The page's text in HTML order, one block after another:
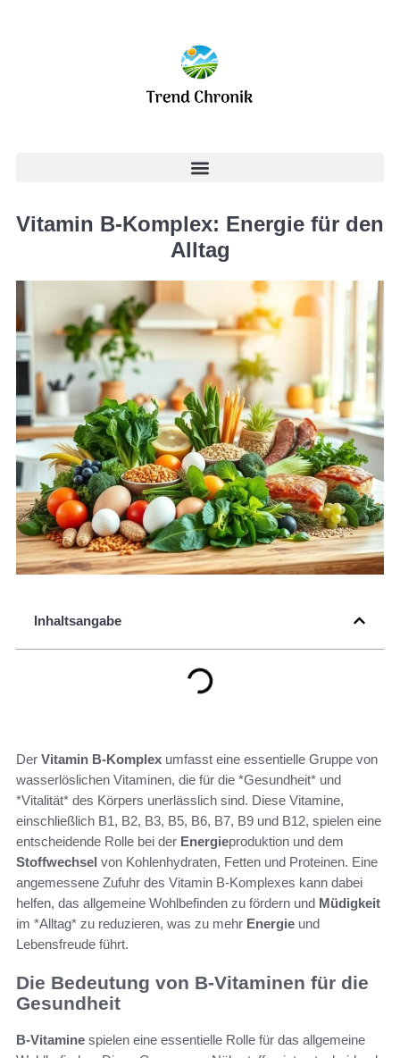
Vitamin B-Komplex: Energie für den
Alltag
Inhaltsangabe
Der Vitamin B-Komplex umfasst eine essentielle Gruppe von
wasserlöslichen Vitaminen, die für die *Gesundheit* und
*Vitalität* des Körpers unerlässlich sind. Diese Vitamine,
einschließlich B1, B2, B3, B5, B6, B7, B9 und B12, spielen eine
entscheidende Rolle bei der Energieproduktion und dem
Stoffwechsel von Kohlenhydraten, Fetten und Proteinen. Eine
angemessene Zufuhr des Vitamin B-Komplexes kann dabei
helfen, das allgemeine Wohlbefinden zu fördern und Müdigkeit
im *Alltag* zu reduzieren, was zu mehr Energie und
Lebensfreude führt.
Die Bedeutung von B-Vitaminen für die
Gesundheit
B-Vitamine spielen eine essentielle Rolle für das allgemeine